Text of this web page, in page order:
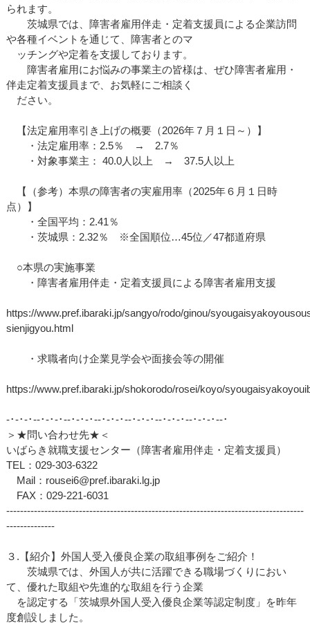
られます。
茨城県では、障害者雇用伴走・定着支援員による企業訪問
や各種イベントを通じて、障害者とのマ
ッチングや定着を支援しております。
障害者雇用にお悩みの事業主の皆様は、ぜひ障害者雇用・
伴走定着支援員まで、お気軽にご相談く
ださい。
【法定雇用率引き上げの概要（2026年７月１日～）】
・法定雇用率：2.5％ → 2.7％
・対象事業主： 40.0人以上 → 37.5人以上
【（参考）本県の障害者の実雇用率（2025年６月１日時
点）】
・全国平均：2.41％
・茨城県：2.32％ ※全国順位…45位／47都道府県
○本県の実施事業
・障害者雇用伴走・定着支援員による障害者雇用支援
https://www.pref.ibaraki.jp/sangyo/rodo/ginou/
sienjigyou.html
・求職者向け企業見学会や面接会等の開催
https://www.pref.ibaraki.jp/shokorodo/rosei/koyo/
‐･‐･‐･‐‐･‐･‐･‐‐･‐･‐･‐‐･‐･‐･‐‐･‐･‐･‐‐･‐･‐･‐‐･‐･‐･‐‐･
＞★問い合わせ先★＜
いばらき就職支援センター（障害者雇用伴走・定着支援員）
TEL：029-303-6322
Mail：rousei6@pref.ibaraki.lg.jp
FAX：029-221-6031
--------------------------------------------------------------------------------------
--------------
３.【紹介】外国人受入優良企業の取組事例をご紹介！
茨城県では、外国人が共に活躍できる職場づくりにおい
て、優れた取組や先進的な取組を行う企業
を認定する「茨城県外国人受入優良企業等認定制度」を昨年
度創設しました。